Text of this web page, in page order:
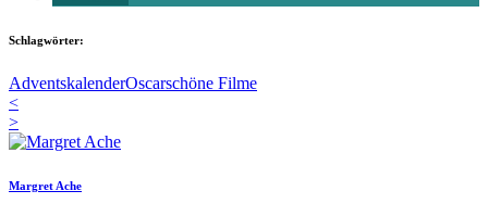
Schlagwörter:
AdventskalenderOscarschöne Filme
<
>
Margret Ache